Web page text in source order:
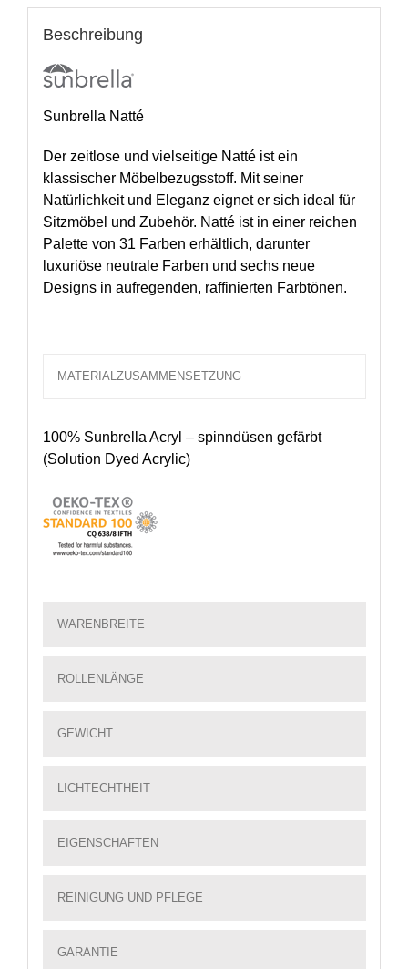
Beschreibung
Sunbrella Natté
Der zeitlose und vielseitige Natté ist ein
klassischer Möbelbezugsstoff. Mit seiner
Natürlichkeit und Eleganz eignet er sich ideal für
Sitzmöbel und Zubehör. Natté ist in einer reichen
Palette von 31 Farben erhältlich, darunter
luxuriöse neutrale Farben und sechs neue
Designs in aufregenden, raffinierten Farbtönen.
MATERIALZUSAMMENSETZUNG
100% Sunbrella Acryl – spinndüsen gefärbt
(Solution Dyed Acrylic)
WARENBREITE
ROLLENLÄNGE
GEWICHT
LICHTECHTHEIT
EIGENSCHAFTEN
REINIGUNG UND PFLEGE
GARANTIE